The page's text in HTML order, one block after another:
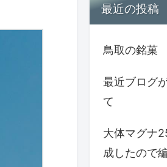
最近の投稿
鳥取の銘菓
最近ブログ
て
大体マグナ
成したので